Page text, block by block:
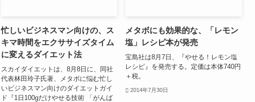
忙しいビジネスマン向けの、ス
キマ時間をエクササイズタイム
に変えるダイエット法
スカイダイエットは、8月8日に、同社
代表林田玲子氏著、メタボに悩む忙し
いビジネスマン向けのダイエットガイ
ド『1日100gだけやせる技術 「がんば
メタボにも効果的な、「レモン
塩」レシピ本が発売
宝島社は8月7日、『やせる！レモン塩
レシピ』を発売する。定価は本体740円
＋税。
2014年7月30日